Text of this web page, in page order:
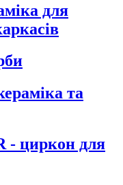
для
та
- циркон для